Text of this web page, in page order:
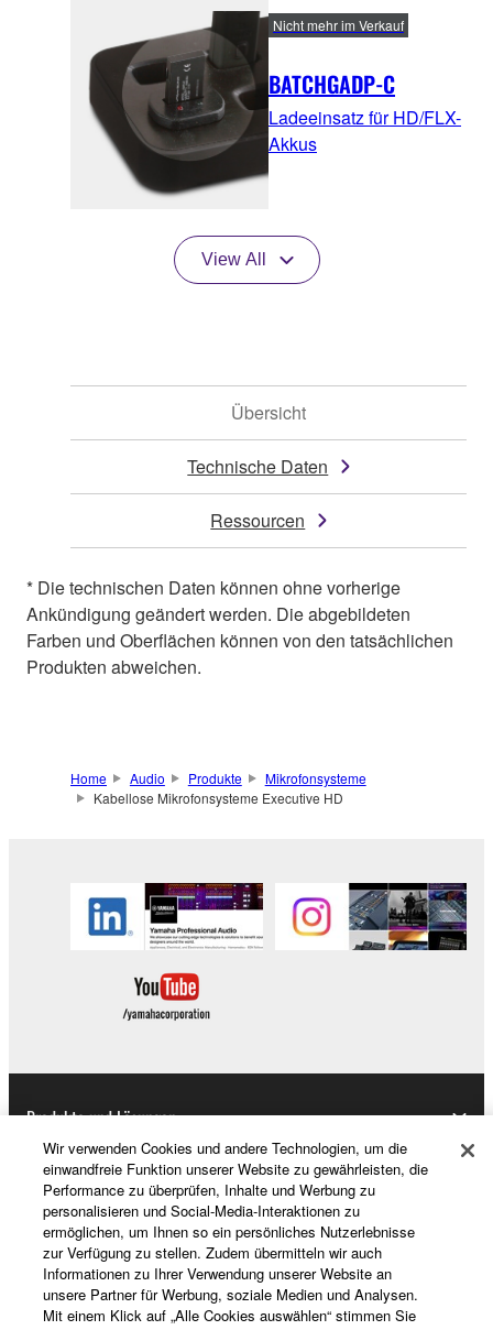
BATCHGADP-C
Nicht mehr im Verkauf
Ladeeinsatz für HD/FLX-
Akkus
View All
Übersicht
Technische Daten
Ressourcen
* Die technischen Daten können ohne vorherige
Ankündigung geändert werden. Die abgebildeten
Farben und Oberflächen können von den tatsächlichen
Produkten abweichen.
Home Audio Produkte
Mikrofonsysteme
Kabellose Mikrofonsysteme Executive HD
Produkte und Lösungen
News
Über Yamaha
Wir verwenden Cookies und andere Technologien, um die
einwandfreie Funktion unserer Website zu gewährleisten, die
Performance zu überprüfen, Inhalte und Werbung zu
personalisieren und Social-Media-Interaktionen zu
ermöglichen, um Ihnen so ein persönliches Nutzerlebnisse
zur Verfügung zu stellen. Zudem übermitteln wir auch
Informationen zu Ihrer Verwendung unserer Website an
unsere Partner für Werbung, soziale Medien und Analysen.
Mit einem Klick auf „Alle Cookies auswählen“ stimmen Sie